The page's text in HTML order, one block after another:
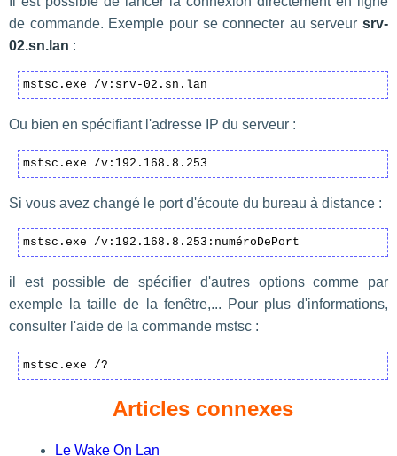
de commande. Exemple pour se connecter au serveur srv-
02.sn.lan :
mstsc.exe /v:srv-02.sn.lan
Ou bien en spécifiant l'adresse IP du serveur :
mstsc.exe /v:192.168.8.253
Si vous avez changé le port d'écoute du bureau à distance :
mstsc.exe /v:192.168.8.253:numéroDePort
il est possible de spécifier d'autres options comme par
exemple la taille de la fenêtre,... Pour plus d'informations,
consulter l'aide de la commande mstsc :
mstsc.exe /?
Articles connexes
Le Wake On Lan